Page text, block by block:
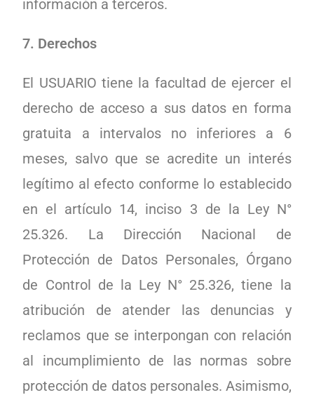
información a terceros.
7. Derechos
El USUARIO tiene la facultad de ejercer el
derecho de acceso a sus datos en forma
gratuita a intervalos no inferiores a 6
meses, salvo que se acredite un interés
legítimo al efecto conforme lo establecido
en el artículo 14, inciso 3 de la Ley N°
25.326. La Dirección Nacional de
Protección de Datos Personales, Órgano
de Control de la Ley N° 25.326, tiene la
atribución de atender las denuncias y
reclamos que se interpongan con relación
al incumplimiento de las normas sobre
protección de datos personales. Asimismo,